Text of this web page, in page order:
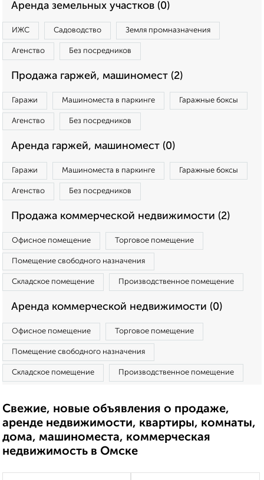
Аренда земельных участков (0)
ИЖС Садоводство Земля промназначения
Агенство Без посредников
Продажа гаржей, машиномест (2)
Гаражи Машиноместа в паркинге Гаражные боксы
Агенство Без посредников
Аренда гаржей, машиномест (0)
Гаражи Машиноместа в паркинге Гаражные боксы
Агенство Без посредников
Продажа коммерческой недвижимости (2)
Офисное помещение Торговое помещение
Помещение свободного назначения
Складское помещение Производственное помещение
Аренда коммерческой недвижимости (0)
Офисное помещение Торговое помещение
Помещение свободного назначения
Складское помещение Производственное помещение
Свежие, новые объявления о продаже,
аренде недвижимости, квартиры, комнаты,
дома, машиноместа, коммерческая
недвижимость в Омске